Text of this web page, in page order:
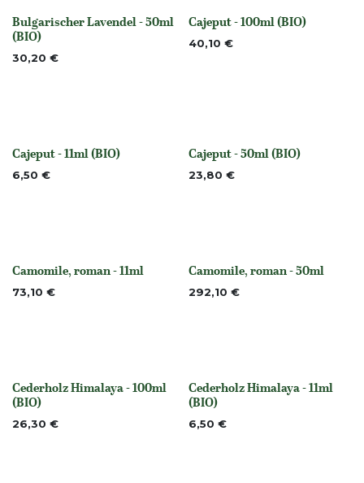
None
Bulgarischer Lavendel - 50ml
(BIO)
30,20 €
None
Cajeput - 100ml (BIO)
40,10 €
None
Cajeput - 11ml (BIO)
6,50 € None
Cajeput - 50ml (BIO)
23,80 €
None
Camomile, roman - 11ml
73,10 € None
Camomile, roman - 50ml
292,10 €
None
Cederholz Himalaya - 100ml
(BIO)
26,30 €
None
Cederholz Himalaya - 11ml
(BIO)
6,50 €